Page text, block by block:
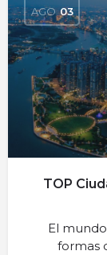
AGO 03
TOP
El
formas